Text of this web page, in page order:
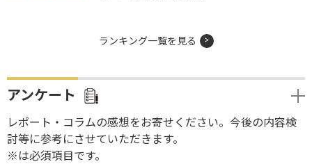
ランキング一覧を見る
アンケート
レポート・コラムの感想をお寄せください。今後の内容検
討等に参考にさせていただきます。
※は必須項目です。